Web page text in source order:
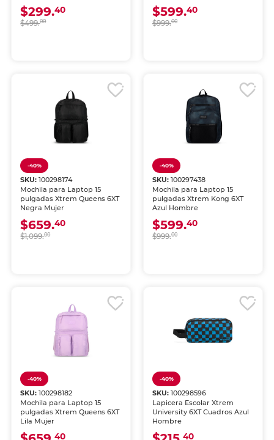
$299.40
$499.00
$599.40
$999.00
-40%
SKU:100298174
Mochila para Laptop 15
pulgadas Xtrem Queens 6XT
Negra Mujer
$659.40
$1,099.00
-40%
SKU: 100297438
Mochila para Laptop 15
pulgadas Xtrem Kong 6XT
Azul Hombre
$599.40
$999.00
-40%
SKU:100298182
Mochila para Laptop 15
pulgadas Xtrem Queens 6XT
Lila Mujer
40
-40%
SKU: 100298596
Lapicera Escolar Xtrem
University 6XT Cuadros Azul
Hombre
40